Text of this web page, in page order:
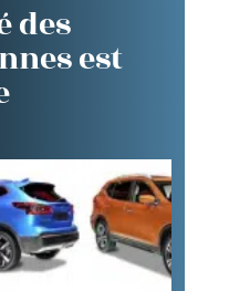
des
est